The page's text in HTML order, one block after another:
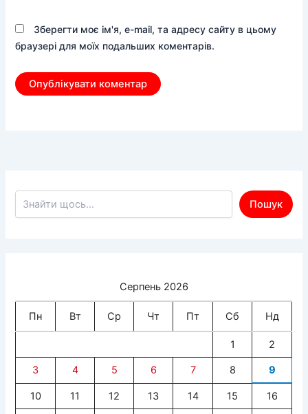
Зберегти моє ім'я, e-mail, та адресу сайту в цьому
браузері для моїх подальших коментарів.
Пошук по сайту
Пошук
Серпень 2026
Пн Вт Ср Чт Пт Сб Нд
1 2
3 4 5 6 7 8 9
10 11 12 13 14 15 16